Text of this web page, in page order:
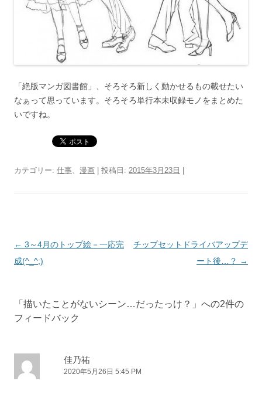
「絶版マンガ図書館」、そろそろ新しく動かせるもの載せたい
なぁって思っています。そろそろ単行本未収録モノをまとめた
いですね。
カテゴリー: 仕事、 漫画 | 投稿日: 2015年3月23日
投
稿
ン
← 3～4月のトップ絵－一応完
成(^_^;)
チップセットドライバアップデ
ート後…？ →
「 描いたことがないシーン…だったっけ？ 」への2件の
フィードバック
佳乃祐
2020年5月26日 5:45 PM